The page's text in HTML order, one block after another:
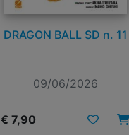
DRAGON BALL SD n. 11
09/06/2026
€ 7,90